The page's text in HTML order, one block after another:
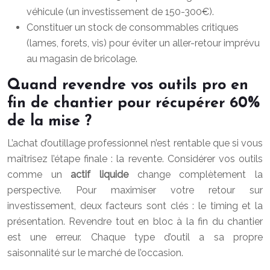
véhicule (un investissement de 150-300€).
Constituer un stock de consommables critiques
(lames, forets, vis) pour éviter un aller-retour imprévu
au magasin de bricolage.
Quand revendre vos outils pro en
fin de chantier pour récupérer 60%
de la mise ?
L’achat d’outillage professionnel n’est rentable que si vous
maîtrisez l’étape finale : la revente. Considérer vos outils
comme un actif liquidechange complètement la
perspective. Pour maximiser votre retour sur
investissement, deux facteurs sont clés : le timing et la
présentation. Revendre tout en bloc à la fin du chantier
est une erreur. Chaque type d’outil a sa propre
saisonnalité sur le marché de l’occasion.